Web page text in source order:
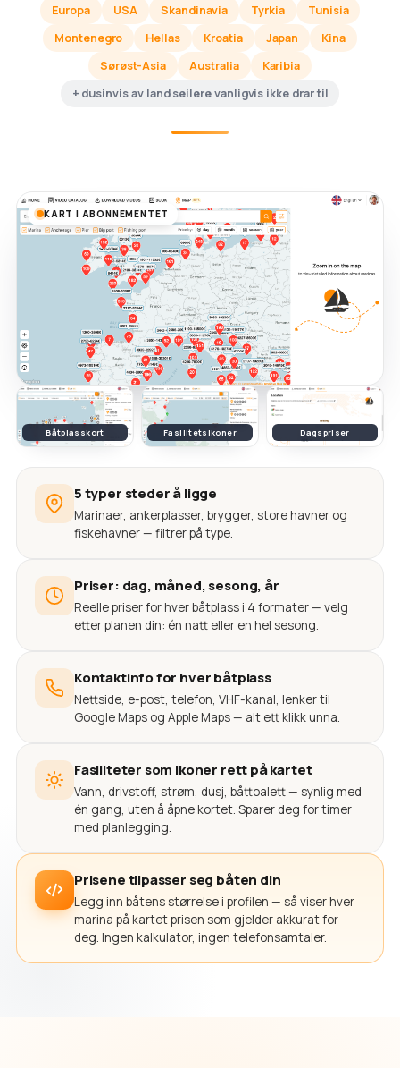
Europa USA Skandinavia Tyrkia
Tunisia
Montenegro
Hellas Kroatia Japan
Kina
Sørøst-Asia
Australia
Karibia
+ dusinvis av land seilere vanligvis ikke drar til
KART I ABONNEMENTET
Båtplasskort Fasilitetsikoner Dagspriser
5 typer steder å ligge
Marinaer, ankerplasser, brygger, store havner og
fiskehavner — filtrer på type.
Priser: dag, måned, sesong, år
Reelle priser for hver båtplass i 4 formater — velg
etter planen din: én natt eller en hel sesong.
Kontaktinfo for hver båtplass
Nettside, e-post, telefon, VHF-kanal, lenker til
Google Maps og Apple Maps — alt ett klikk unna.
Fasiliteter som ikoner rett på kartet
Vann, drivstoff, strøm, dusj, båttoalett — synlig med
én gang, uten å åpne kortet. Sparer deg for timer
med planlegging.
Prisene tilpasser seg båten din
Legg inn båtens størrelse i profilen — så viser hver
marina på kartet prisen som gjelder akkurat for
deg. Ingen kalkulator, ingen telefonsamtaler.